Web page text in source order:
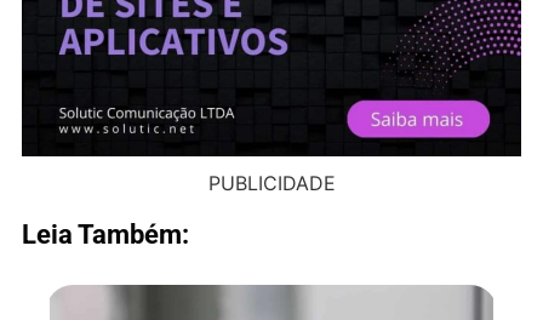
PUBLICIDADE
Leia Também: